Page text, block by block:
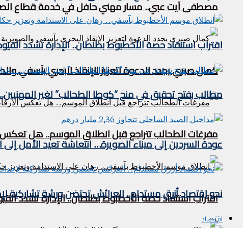
مصطفى آيت عبي.. مسار مهني حافل في خدمة قطاع
كمال صبري يجدد الدعوة لتعزيز الإنقاذ البحري بآسفي
مفرغات الطحالب تتراجع قبل انطلاق الموسم.. هل تعكس
اقتراب استنفاد حصة الأخطبوط بطنطان.. الإدارة تشدد القيود وتحدد
اقتراب استنفاد حصة الأخطبوط بطنطان.. الإدارة تشدد القيود وتحدد
مطالب بفتح تحقيق في منح “كوطا الطحالب” لغير
عودة السردين إلى ميناء الصويرة… انتعاشة تعيد الأمل إلى
نحو اقتصاد أزرق مستدام.. العرائش تحتضن ورشة تشاركية
اقتصاد